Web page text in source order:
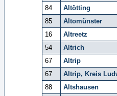
84
Altötting
85
Altomünster
16
Altreetz
54
Altrich
67
Altrip
67
Altrip, Kreis
88
Altshausen